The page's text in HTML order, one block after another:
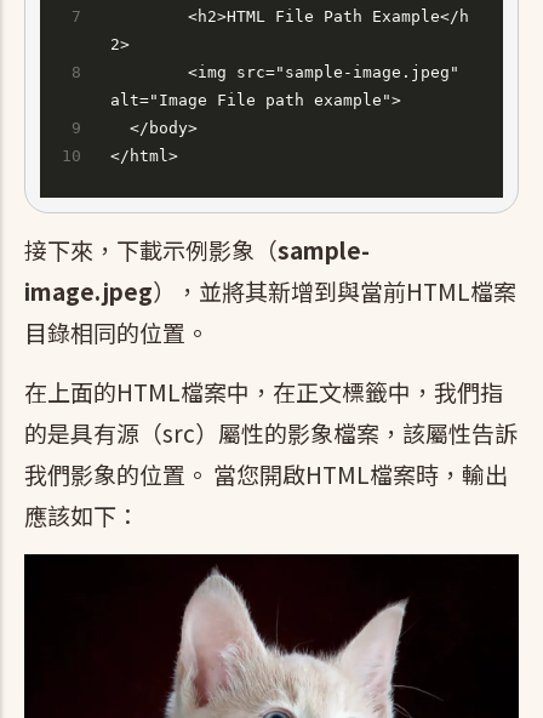
2>
alt="Image File path example">
  </body>
</html>
接下來，下載示例影象（sample-
image.jpeg），並將其新增到與當前HTML檔案
目錄相同的位置。
在上面的HTML檔案中，在正文標籤中，我們指
的是具有源（src）屬性的影象檔案，該屬性告訴
我們影象的位置。 當您開啟HTML檔案時，輸出
應該如下：